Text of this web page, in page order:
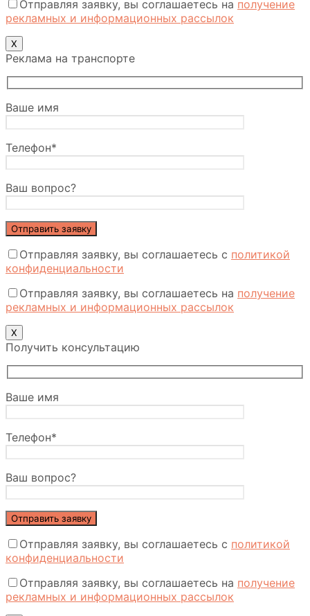
Отправляя заявку, вы соглашаетесь на получение
рекламных и информационных рассылок
Х
Реклама на транспорте
Ваше имя
Телефон*
Ваш вопрос?
Отправляя заявку, вы соглашаетесь с политикой
конфиденциальности
Отправляя заявку, вы соглашаетесь на получение
рекламных и информационных рассылок
Х
Получить консультацию
Ваше имя
Телефон*
Ваш вопрос?
Отправляя заявку, вы соглашаетесь с политикой
конфиденциальности
Отправляя заявку, вы соглашаетесь на получение
рекламных и информационных рассылок